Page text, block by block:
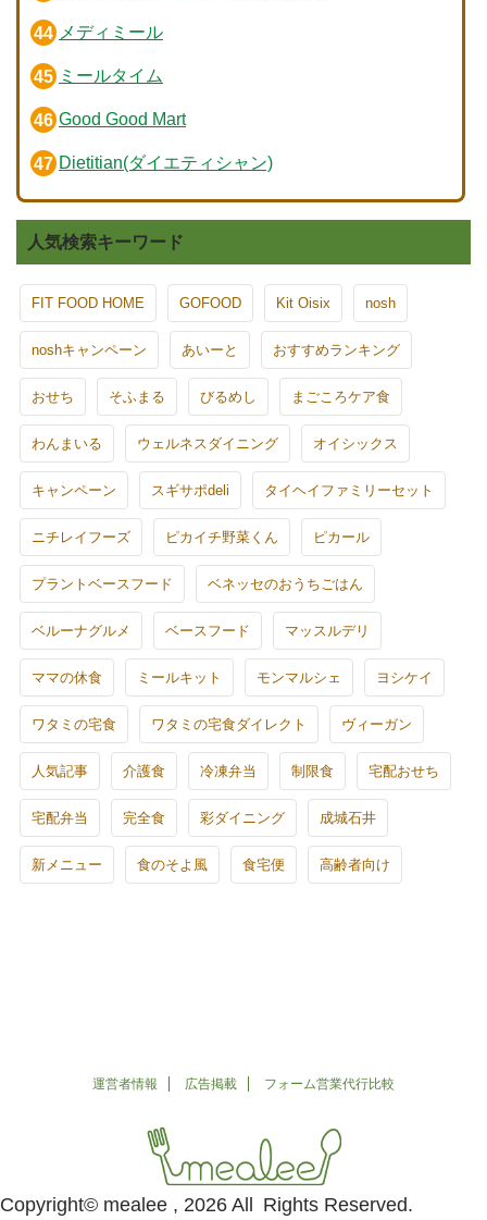
メディミール
ミールタイム
Good Good Mart
Dietitian(ダイエティシャン)
人気検索キーワード
FIT FOOD HOME GOFOOD Kit Oisix nosh
noshキャンペーン あいーと おすすめランキング
おせち そふまる びるめし まごころケア食
わんまいる ウェルネスダイニング オイシックス
キャンペーン スギサポdeli タイヘイファミリーセット
ニチレイフーズ ピカイチ野菜くん ピカール
プラントベースフード ベネッセのおうちごはん
ベルーナグルメ ベースフード マッスルデリ
ママの休食 ミールキット モンマルシェ ヨシケイ
ワタミの宅食 ワタミの宅食ダイレクト ヴィーガン
人気記事 介護食 冷凍弁当 制限食 宅配おせち
宅配弁当 完全食 彩ダイニング 成城石井
新メニュー 食のそよ風 食宅便 高齢者向け
運営者情報 広告掲載 フォーム営業代行比較
Copyright© mealee , 2026 All Rights Reserved.